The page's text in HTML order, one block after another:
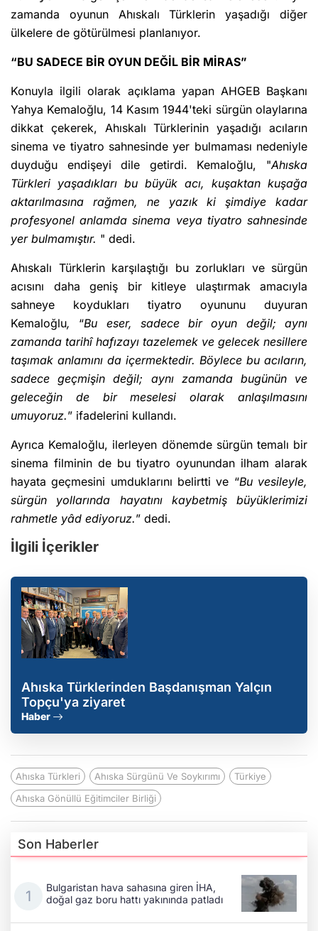
zamanda oyunun Ahıskalı Türklerin yaşadığı diğer
ülkelere de götürülmesi planlanıyor.
“BU SADECE BİR OYUN DEĞİL BİR MİRAS”
Konuyla ilgili olarak açıklama yapan AHGEB Başkanı
Yahya Kemaloğlu, 14 Kasım 1944'teki sürgün olaylarına
dikkat çekerek, Ahıskalı Türklerinin yaşadığı acıların
sinema ve tiyatro sahnesinde yer bulmaması nedeniyle
duyduğu endişeyi dile getirdi. Kemaloğlu, "Ahıska
Türkleri yaşadıkları bu büyük acı, kuşaktan kuşağa
aktarılmasına rağmen, ne yazık ki şimdiye kadar
profesyonel anlamda sinema veya tiyatro sahnesinde
yer bulmamıştır. " dedi.
Ahıskalı Türklerin karşılaştığı bu zorlukları ve sürgün
acısını daha geniş bir kitleye ulaştırmak amacıyla
sahneye koydukları tiyatro oyununu duyuran
Kemaloğlu, “Bu eser, sadece bir oyun değil; aynı
zamanda tarihî hafızayı tazelemek ve gelecek nesillere
taşımak anlamını da içermektedir. Böylece bu acıların,
sadece geçmişin değil; aynı zamanda bugünün ve
geleceğin de bir meselesi olarak anlaşılmasını
umuyoruz.” ifadelerini kullandı.
Ayrıca Kemaloğlu, ilerleyen dönemde sürgün temalı bir
sinema filminin de bu tiyatro oyunundan ilham alarak
hayata geçmesini umduklarını belirtti ve “Bu vesileyle,
sürgün yollarında hayatını kaybetmiş büyüklerimizi
rahmetle yâd ediyoruz.” dedi.
İlgili İçerikler
Ahıska Türklerinden Başdanışman Yalçın
Topçu'ya ziyaret
Haber
Ahıska Türkleri Ahıska Sürgünü Ve Soykırımı
Türkiye
Ahıska Gönüllü Eğitimciler Birliği
Son Haberler
Bulgaristan hava sahasına giren İHA,
doğal gaz boru hattı yakınında patladı